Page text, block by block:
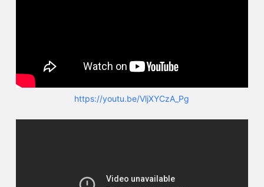
https://youtu.be/VljXYCzA_Pg